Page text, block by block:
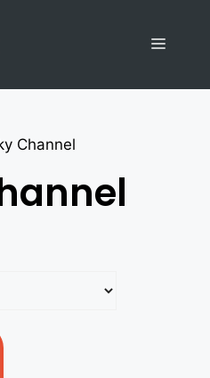
Channel